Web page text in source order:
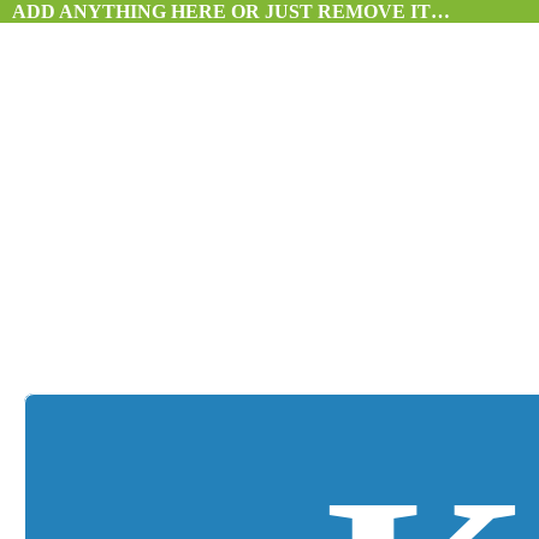
ADD ANYTHING HERE OR JUST REMOVE IT…